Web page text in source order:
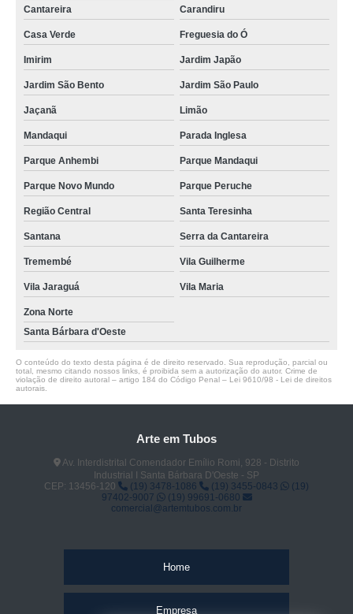
Cantareira
Carandiru
Casa Verde Freguesia do Ó
Imirim Jardim Japão
Jardim São Bento Jardim São Paulo
Jaçanã Limão
Mandaqui Parada Inglesa
Parque Anhembi Parque Mandaqui
Parque Novo Mundo Parque Peruche
Região Central Santa Teresinha
Santana Serra da Cantareira
Tremembé Vila Guilherme
Vila Jaraguá Vila Maria
Zona Norte
Santa Bárbara d'Oeste
O conteúdo do texto desta página é de direito reservado. Sua reprodução, parcial ou
total, mesmo citando nossos links, é proibida sem a autorização do autor. Crime de
violação de direito autoral – artigo 184 do Código Penal – Lei 9610/98 - Lei de direitos
autorais
Arte em Tubos
Av. Interdistrital Comendador Emílio Romi, 928 - Distrito
Industrial I Santa Bárbara D'Oeste - SP
CEP: 13456-120
(19) 3478-1086 (19) 3455-0843
(19)
97402-9007
(19) 99691-0680
comercial@artemtubos.com.br
Home
Empresa